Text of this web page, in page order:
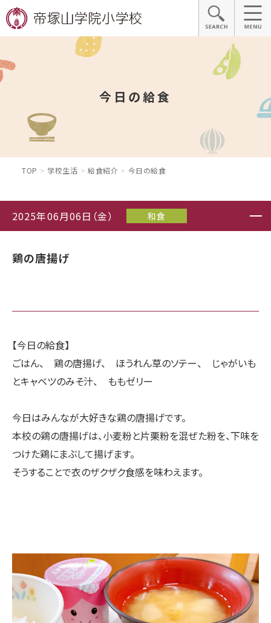
今日の給食
TOP 学校生活 給食紹介 今日の給食
2025年06月06日（金） 和食
鶏の唐揚げ
【今日の給食】
ごはん、 鶏の唐揚げ、 ほうれん草のソテー、 じゃがいも
とキャベツのみそ汁、 ももゼリー
今日はみんなが大好きな鶏の唐揚げです。
本校の鶏の唐揚げは、小麦粉と片栗粉を混ぜた粉を、下味を
つけた鶏にまぶして揚げます。
そうすることで衣のザクザク食感を味わえます。